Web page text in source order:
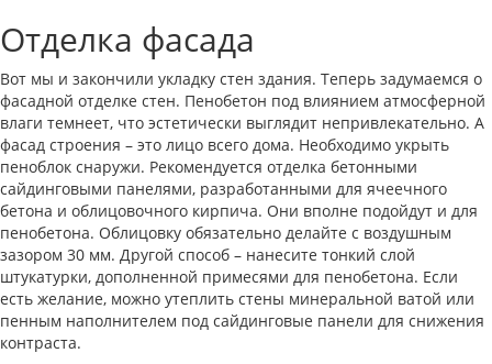
Отделка фасада
Вот мы и закончили укладку стен здания. Теперь задумаемся о
фасадной отделке стен. Пенобетон под влиянием атмосферной
влаги темнеет, что эстетически выглядит непривлекательно. А
фасад строения – это лицо всего дома. Необходимо укрыть
пеноблок снаружи. Рекомендуется отделка бетонными
сайдинговыми панелями, разработанными для ячеечного
бетона и облицовочного кирпича. Они вполне подойдут и для
пенобетона. Облицовку обязательно делайте с воздушным
зазором 30 мм. Другой способ – нанесите тонкий слой
штукатурки, дополненной примесями для пенобетона. Если
есть желание, можно утеплить стены минеральной ватой или
пенным наполнителем под сайдинговые панели для снижения
контраста.